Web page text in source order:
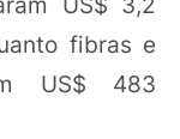
fibras e
US$ 483